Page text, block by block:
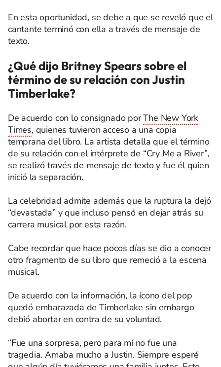
En esta oportunidad, se debe a que se reveló que el
cantante terminó con ella a través de mensaje de
texto.
¿Qué dijo Britney Spears sobre el
término de su relación con Justin
Timberlake?
De acuerdo con lo consignado porThe New York
Times, quienes tuvieron acceso a una copia
temprana del libro. La artista detalla que el término
de su relación con el intérprete de “Cry Me a River”,
se realizó través de mensaje de texto y fue él quien
inició la separación.
La celebridad admite además que la ruptura la dejó
“devastada” y que incluso pensó en dejar atrás su
carrera musical por esta razón.
Cabe recordar que hace pocos días se dio a conocer
otro fragmento de su libro que remeció a la escena
musical.
De acuerdo con la información, la ícono del pop
quedó embarazada de Timberlake sin embargo
debió abortar en contra de su voluntad.
“Fue una sorpresa, pero para mí no fue una
tragedia. Amaba mucho a Justin. Siempre esperé